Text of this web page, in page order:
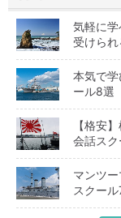
気軽に
受けら
本気で
ール8選
【格安
会話ス
マンツ
スクール